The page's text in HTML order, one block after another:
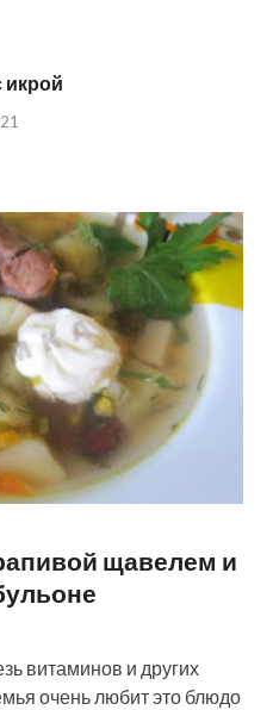
щавелем и
витаминов и других
очень любит это блюдо